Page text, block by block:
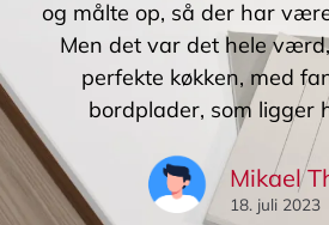
og målte op, så der har
Men det var det hele
perfekte køkken, med
bordplader, som ligger
Mikael
18. juli 2023